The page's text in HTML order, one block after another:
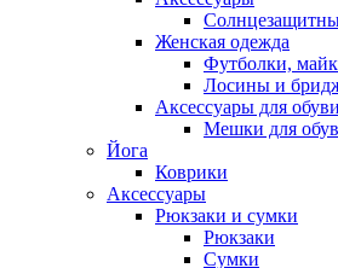
Женская одежда
Футболки,
Лосины и
Аксессуары для обуви
Мешки для
Йога
Коврики
Аксессуары
Рюкзаки и сумки
Рюкзаки
Сумки